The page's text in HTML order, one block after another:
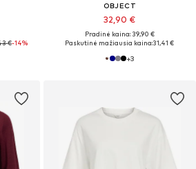
€-14%
OBJECT
32,90 €
Pradinė kaina: 39,90 €
Paskutinė mažiausia kaina:31,41 €
+3